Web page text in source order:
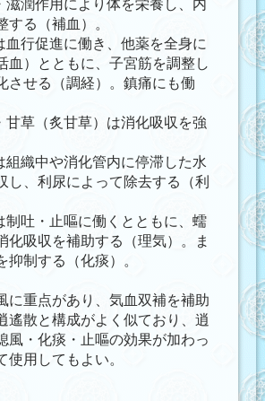
滋潤作用により体を栄養し、内
する（補血）。
血行促進に働き、他薬を全身に
血）とともに、子宮筋を調整し
させる（調経）。鎮痛にも働
甘草（炙甘草）は消化吸収を強
組織中や消化管内に停滞した水
し、利尿によって除去する（利
制吐・止嘔に働くとともに、蠕
化吸収を補助する（理気）。ま
抑制する（化痰）。
に重点があり、気血双補を補助
遙散と構成がよく似ており、逍
風・化痰・止嘔の効果が加わっ
使用してもよい。